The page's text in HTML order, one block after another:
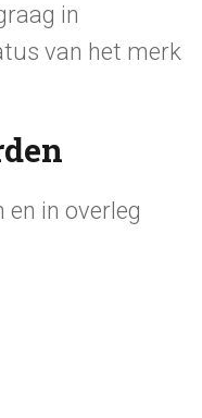
in
van het merk
in overleg